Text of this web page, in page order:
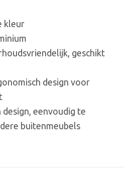
kleur
geschikt
design voor
eenvoudig te
buitenmeubels